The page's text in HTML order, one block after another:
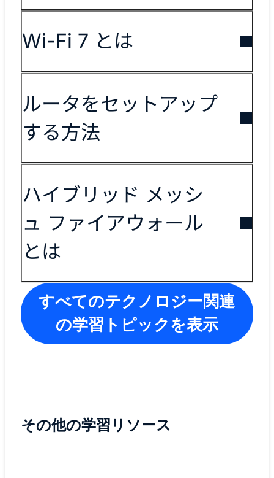
Wi-Fi 7 とは
ルータをセットアップ
する方法
ハイブリッド メッシ
ュ ファイアウォール
とは
すべてのテクノロジー関連
の学習トピックを表示
その他の学習リソース